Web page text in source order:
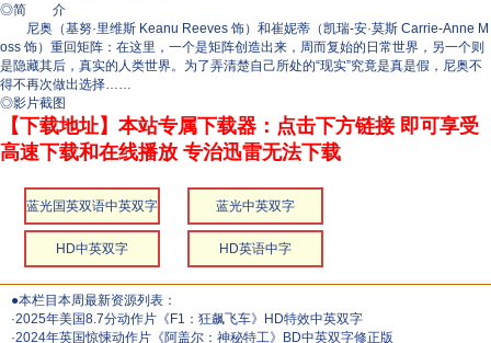
◎简 介
尼奥（基努·里维斯 Keanu Reeves 饰）和崔妮蒂（凯瑞-安·莫斯 Carrie-Anne M
oss 饰）重回矩阵：在这里，一个是矩阵创造出来，周而复始的日常世界，另一个则
是隐藏其后，真实的人类世界。为了弄清楚自己所处的“现实”究竟是真是假，尼奥不
得不再次做出选择……
◎影片截图
【下载地址】本站专属下载器：点击下方链接 即可享受
高速下载和在线播放 专治迅雷无法下载
蓝光国英双语中英双字 蓝光中英双字
HD中英双字 HD英语中字
●本栏目本周最新资源列表：
·2025年美国8.7分动作片《F1：狂飙飞车》HD特效中英双字
·2024年英国惊悚动作片《阿盖尔：神秘特工》BD中英双字修正版